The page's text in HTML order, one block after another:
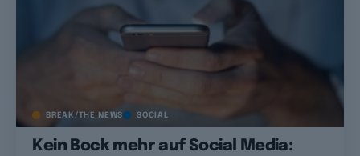
BREAK/THE NEWS SOCIAL
Kein Bock mehr auf Social Media: